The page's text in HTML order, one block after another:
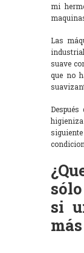
mi
Las
suave
que no
si